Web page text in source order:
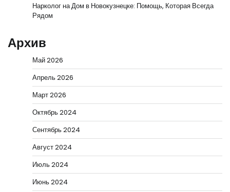
Нарколог на Дом в Новокузнецке: Помощь, Которая Всегда
Рядом
Архив
Май 2026
Апрель 2026
Март 2026
Октябрь 2024
Сентябрь 2024
Август 2024
Июль 2024
Июнь 2024